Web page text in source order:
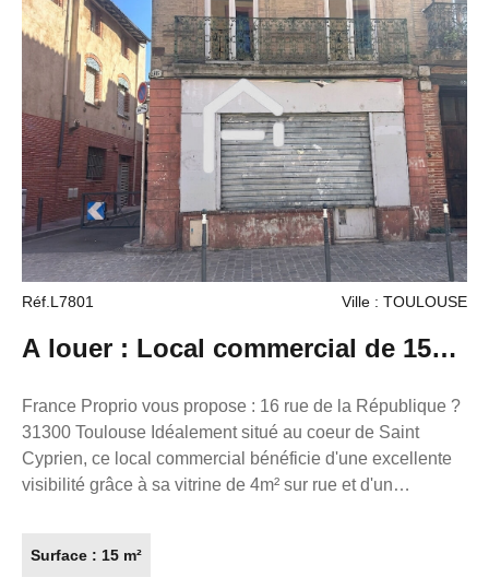
Réf.L7801 Ville : TOULOUSE
A louer : Local commercial de 15m²
à Saint Cyprien
France Proprio vous propose : 16 rue de la République ?
31300 Toulouse Idéalement situé au coeur de Saint
Cyprien, ce local commercial bénéficie d'une excellente
visibilité grâce à sa vitrine de 4m² sur rue et d'un
rez-de-chaussée 15 m² en sous-sol, idéal pour le
Surface : 15 m²